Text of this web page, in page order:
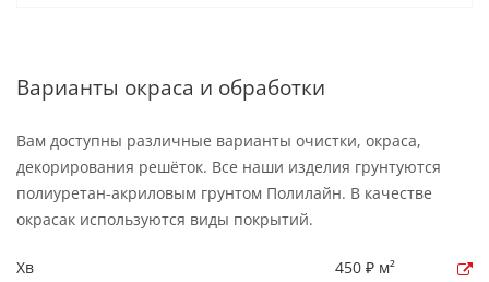
Варианты окраса и обработки
Вам доступны различные варианты очистки, окраса,
декорирования решёток. Все наши изделия грунтуются
полиуретан-акриловым грунтом Полилайн. В качестве
окрасак используются виды покрытий.
Хв
450 ₽ м²